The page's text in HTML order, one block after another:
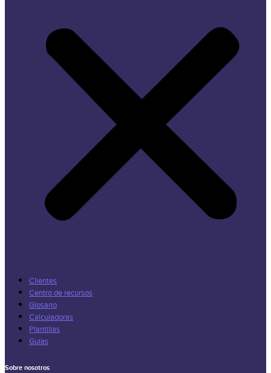
Clientes
Centro de recursos
Glosario
Calculadoras
Plantillas
Guías
Sobre nosotros